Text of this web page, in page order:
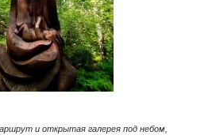
и открытая галерея под небом,